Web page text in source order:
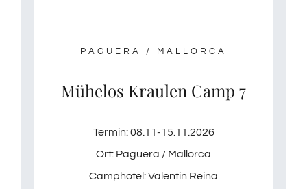
PAGUERA / MALLORCA
Mühelos Kraulen Camp 7
Termin: 08.11-15.11.2026
Ort: Paguera / Mallorca
Camphotel: Valentin Reina